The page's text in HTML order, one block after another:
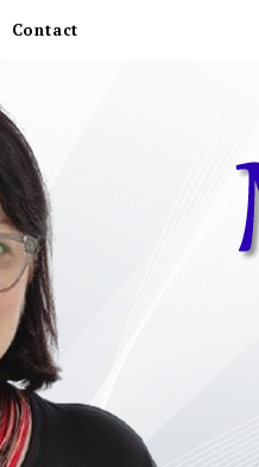
Contact